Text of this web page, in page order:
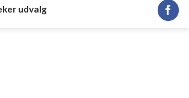
udvalg